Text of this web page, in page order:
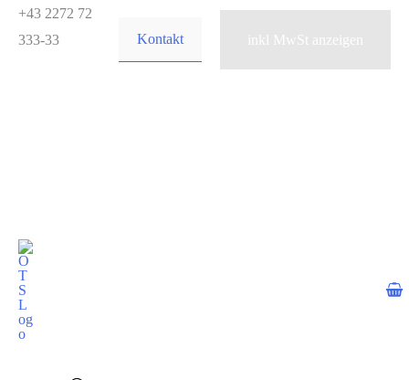
Zum
Inhalt
+43 2272 72
333-33
Kontakt